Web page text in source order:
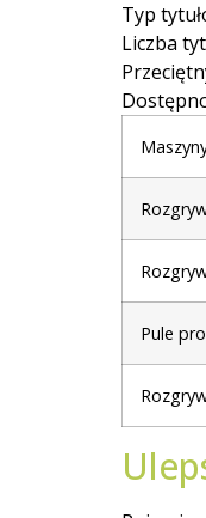
Typ
Liczba
Pule